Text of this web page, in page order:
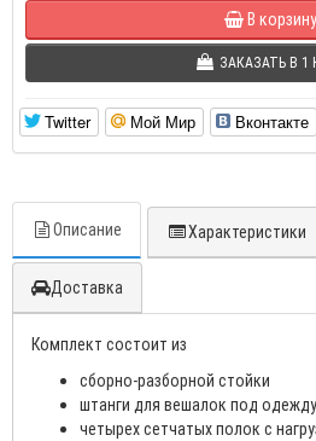
В корзину
ЗАКАЗАТЬ В 1
Twitter Мой Мир Вконтакте
Описание Характеристики
Доставка
Комплект состоит из
сборно-разборной стойки
штанги для вешалок под одежду
четырех сетчатых полок с